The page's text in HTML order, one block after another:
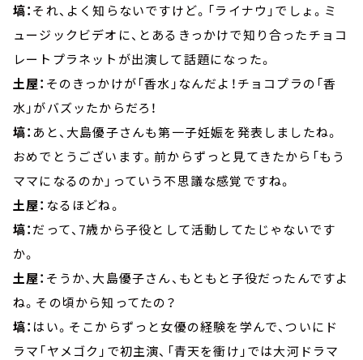
塙：それ、よく知らないですけど。「ライナウ」でしょ。ミ
ュージックビデオに、とあるきっかけで知り合ったチョコ
レートプラネットが出演して話題になった。
土屋： そのきっかけが「香水」なんだよ！チョコプラの「香
水」がバズッたからだろ！
塙： あと、大島優子さんも第一子妊娠を発表しましたね。
おめでとうございます。前からずっと見てきたから「もう
ママになるのか」っていう不思議な感覚ですね。
土屋： なるほどね。
塙：だって、7歳から子役として活動してたじゃないです
か。
土屋： そうか、大島優子さん、もともと子役だったんですよ
ね。その頃から知ってたの？
塙： はい。そこからずっと女優の経験を学んで、ついにド
ラマ「ヤメゴク」で初主演、「青天を衝け」では大河ドラマ